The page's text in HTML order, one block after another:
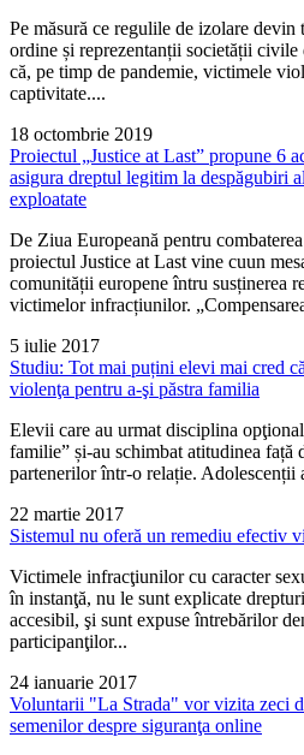
Pe măsură ce regulile de izolare
ordine și reprezentanții societății
că, pe timp de pandemie, victimele
captivitate....
18 octombrie 2019
Proiectul „Justice at Last” propune 6
asigura dreptul legitim la despăgubiri
exploatate
De Ziua Europeană pentru
proiectul Justice at Last vine cuun
comunității europene întru susținerea
victimelor infracțiunilor.
5 iulie 2017
Studiu: Tot mai puțini elevi mai cred
violenţa pentru a-şi păstra familia
Elevii care au urmat disciplina
familie” și-au schimbat atitudinea
partenerilor într-o relație. Adolescenții
22 martie 2017
Sistemul nu oferă un remediu efectiv
Victimele infracţiunilor cu caracter
în instanţă, nu le sunt explicate
accesibil, şi sunt expuse întrebărilor
participanţilor...
24 ianuarie 2017
Voluntarii "La Strada" vor vizita zeci
semenilor despre siguranţa online